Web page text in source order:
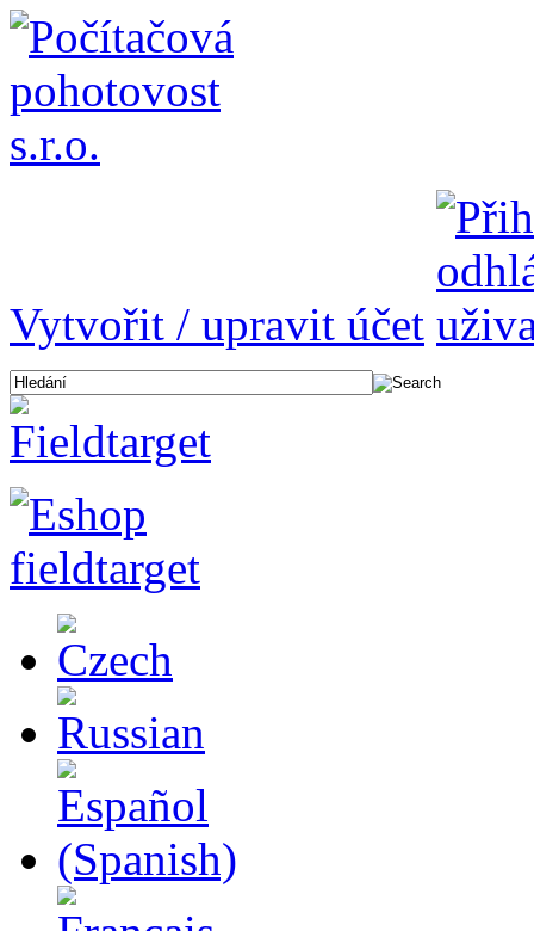
Vytvořit / upravit účet